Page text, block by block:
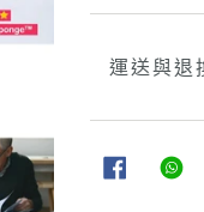
運送與退
分
享